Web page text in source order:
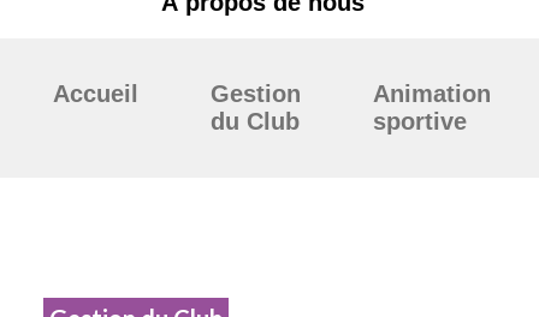
Accueil
Gestion
du Club
Animation
sportive